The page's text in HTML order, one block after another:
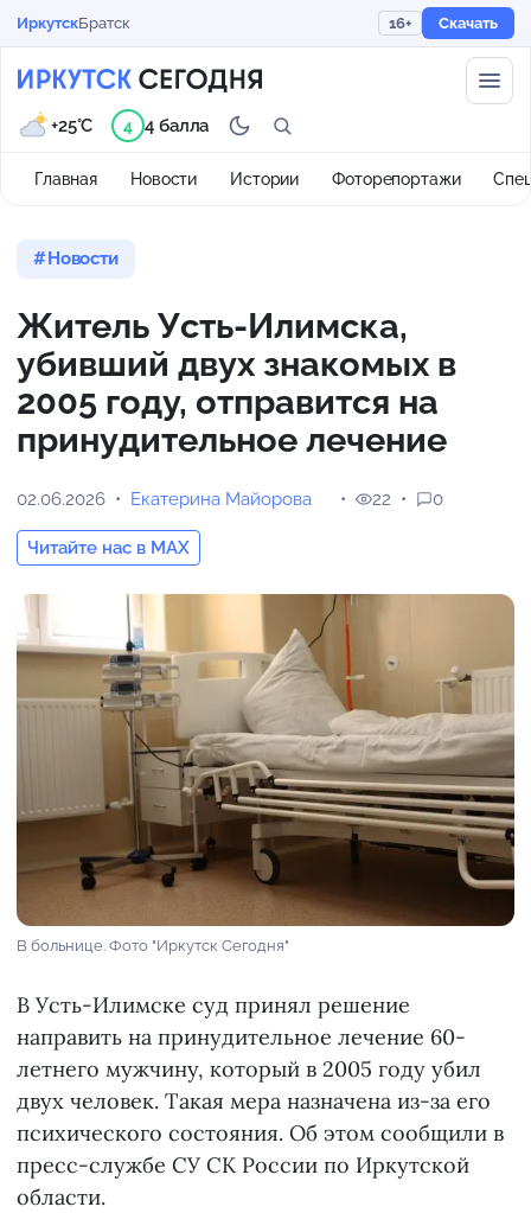
ИркутскБратск 16+ Скачать
Главная Новости Истории Фоторепортажи
+25°C 4 4 балла
Новости
Житель Усть-Илимска,
убивший двух знакомых в
2005 году, отправится на
принудительное лечение
02.06.2026 Екатерина Майорова
Читайте нас в MAX
22 0
В больнице. Фото "Иркутск Сегодня"
В Усть-Илимске суд принял решение
направить на принудительное лечение 60-
летнего мужчину, который в 2005 году убил
двух человек. Такая мера назначена из-за его
психического состояния. Об этом сообщили в
пресс-службе СУ СК России по Иркутской
области.